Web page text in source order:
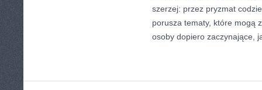
szerzej: przez pryzmat
porusza tematy, które mogą
osoby dopiero zaczynające,